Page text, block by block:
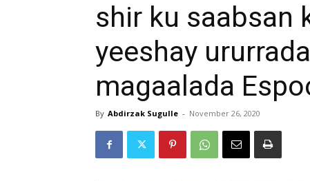
shir ku saabsan
yeeshay
magaalada
By Abdirzak Sugulle - November 26, 2020